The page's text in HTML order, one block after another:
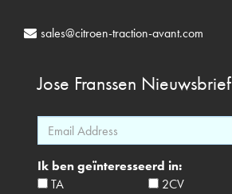
sales@citroen-traction-avant.com
Jose Franssen Nieuwsbrief
Ik ben geïnteresseerd in:
TA
2CV